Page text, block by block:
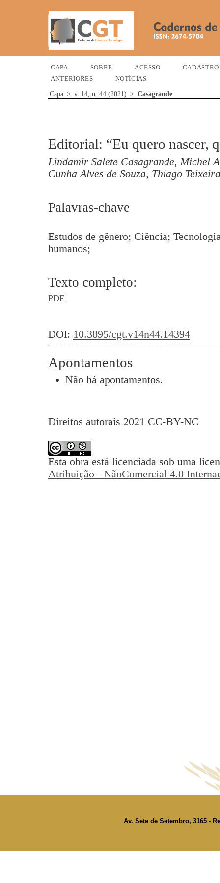
CAPA SOBRE ACESSO
CADASTRO
ANTERIORES
NOTÍCIAS
Capa > v. 14, n. 44 (2021) > Casagrande
Editorial: “Eu quero nascer,
Lindamir Salete Casagrande, Michel
Cunha Alves de Souza, Thiago
Palavras-chave
Estudos de gênero; Ciência;
humanos;
Texto completo:
PDF
DOI: 10.3895/cgt.v14n44.14394
Apontamentos
Não há apontamentos.
Direitos autorais 2021 CC-BY-NC
Esta obra está licenciada sob uma
Atribuição - NãoComercial 4.0
Av. Sete de Setembro, 3165 -